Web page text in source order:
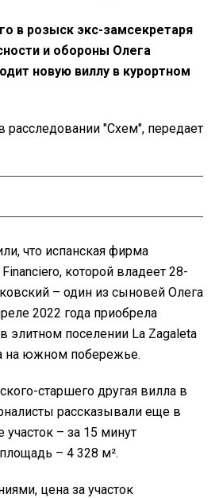
в розыск экс-замсекретаря
и обороны Олега
новую виллу в курортном
расследовании "Схем", передает
что испанская фирма
которой владеет 28-
– один из сыновей Олега
2022 года приобрела
элитном поселении La Zagaleta
на южном побережье.
старшего другая вилла в
рассказывали еще в
– за 15 минут
– 4 328 м².
цена за участок